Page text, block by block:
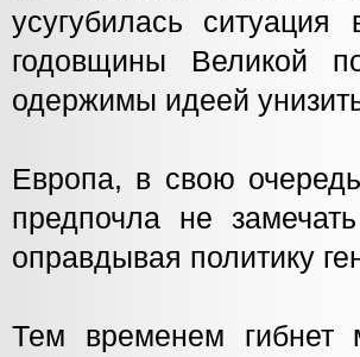
усугубилась
годовщины Великой
одержимы идеей
Европа, в свою
предпочла не
оправдывая политику
Тем временем гибнет